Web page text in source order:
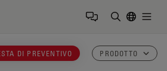
DI PREVENTIVO PRODOTTO